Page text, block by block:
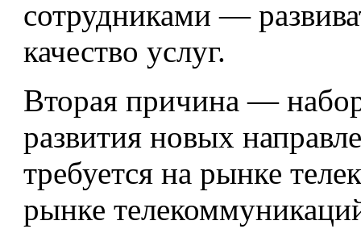
сотрудниками —
качество услуг.
Вторая причина —
развития новых
требуется на рынке
рынке